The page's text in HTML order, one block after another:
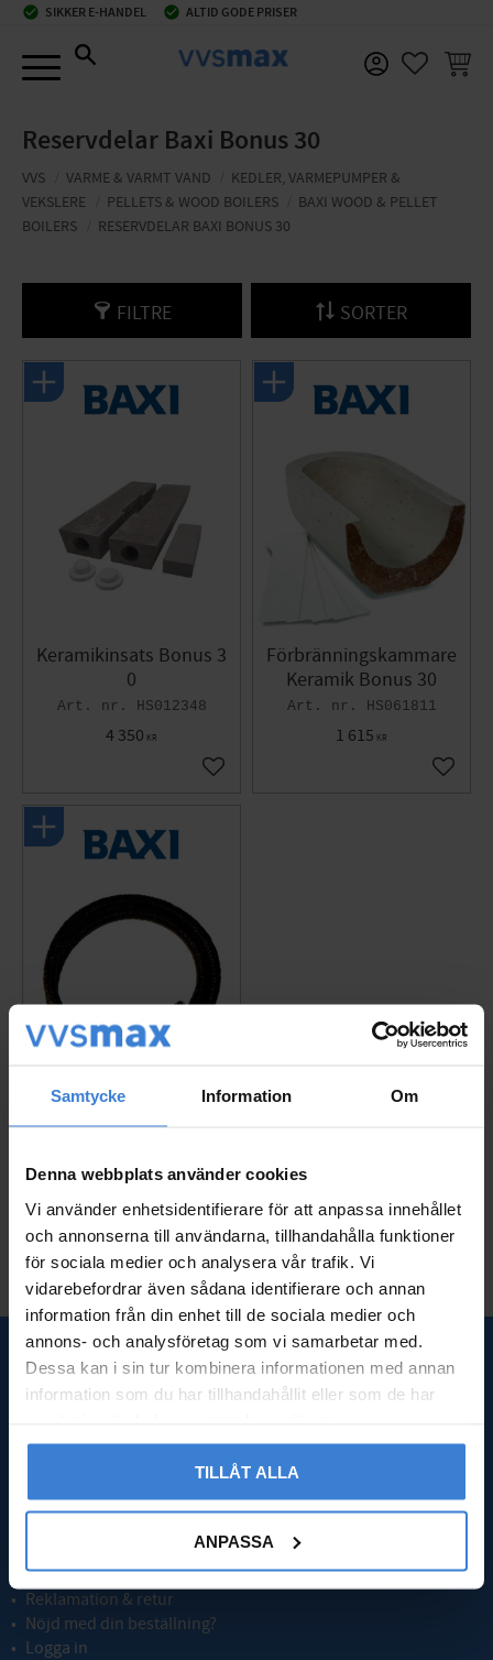
Samtycke Information Om
Denna webbplats använder cookies
Vi använder enhetsidentifierare för att anpassa innehållet
och annonserna till användarna, tillhandahålla funktioner
för sociala medier och analysera vår trafik. Vi
vidarebefordrar även sådana identifierare och annan
information från din enhet till de sociala medier och
annons- och analysföretag som vi samarbetar med.
Dessa kan i sin tur kombinera informationen med annan
information som du har tillhandahållit eller som de har
TILLÅT ALLA
ANPASSA
check_circle SIKKER E-HANDEL check_circle ALTID GODE PRISER
Reservdelar Baxi Bonus 30
VVS VARME & VARMT VAND
KEDLER, VARMEPUMPER &
VEKSLERE
PELLETS & WOOD BOILERS
BAXI WOOD & PELLET
BOILERS
RESERVDELAR BAXI BONUS 30
FILTRE SORTER
Keramikinsats Bonus 3
0
HS012348
4 350 KR
Gem som favorit
Förbränningskammare
Keramik Bonus 30
HS061811
1 615 KR
Gem
Luckpackning Övre luc
ka Bonus 30
500KR
Gem som favorit
SNABBLÄNKAR
Nyheter
Integritetspolicy
Reklamation & retur
Nöjd med din beställning?
Logga in